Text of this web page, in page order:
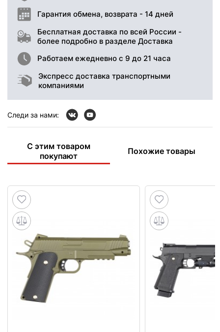
Гарантия обмена, возврата - 14 дней
Бесплатная доставка по всей России -
более подробно в разделе Доставка
Работаем ежедневно с 9 до 21 часа
Экспресс доставка транспортными
компаниями
Следи за нами:
С этим товаром
покупают
Похожие товары